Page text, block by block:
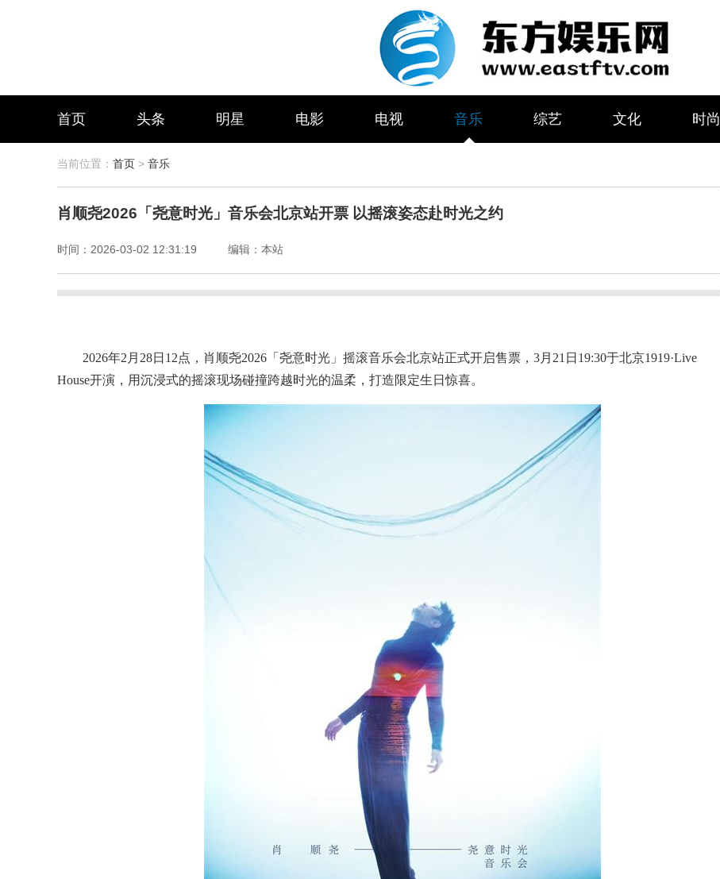
首页 头条 明星 电影 电视 音乐 综艺 文化 时尚
当前位置： 首页 > 音乐
肖顺尧2026「尧意时光」音乐会北京站开票 以摇滚姿态赴时光之约
时间： 2026-03-02 12:31:19 编辑： 本站
2026年2月28日12点，肖顺尧2026「尧意时光」摇滚音乐会北京站正式开启售票，3月21日19:30于北京1919·Live
House开演，用沉浸式的摇滚现场碰撞跨越时光的温柔，打造限定生日惊喜。